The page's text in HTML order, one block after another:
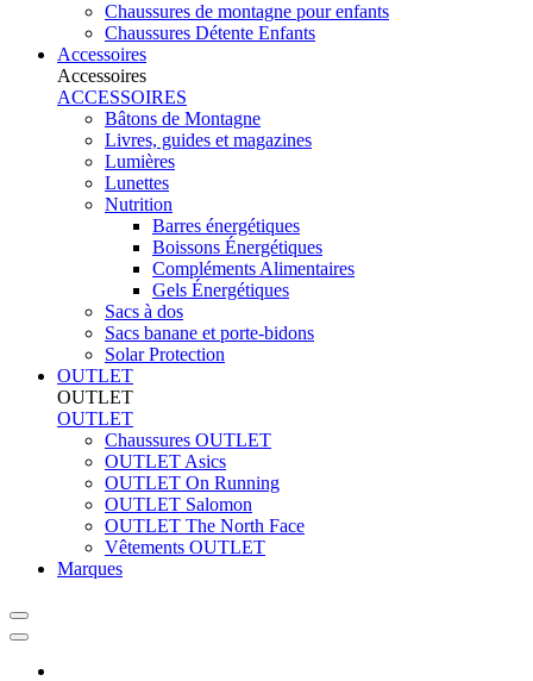
Chaussures de montagne pour enfants
Chaussures Détente Enfants
Accessoires
Accessoires
ACCESSOIRES
Bâtons de Montagne
Livres, guides et magazines
Lumières
Lunettes
Nutrition
Barres énergétiques
Boissons Énergétiques
Compléments Alimentaires
Gels Énergétiques
Sacs à dos
Sacs banane et porte-bidons
Solar Protection
OUTLET
OUTLET
OUTLET
Chaussures OUTLET
OUTLET Asics
OUTLET On Running
OUTLET Salomon
OUTLET The North Face
Vêtements OUTLET
Marques